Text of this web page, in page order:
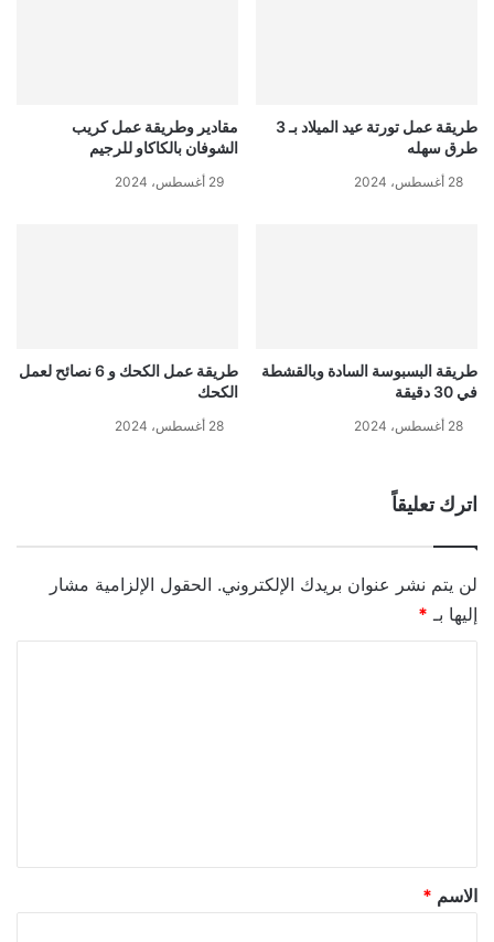
طريقة عمل تورتة عيد الميلاد بـ 3
طرق سهله
28 أغسطس، 2024
مقادير وطريقة عمل كريب
الشوفان بالكاكاو للرجيم
29 أغسطس، 2024
طريقة البسبوسة السادة وبالقشطة
في 30 دقيقة
28 أغسطس، 2024
طريقة عمل الكحك و 6 نصائح لعمل
الكحك
28 أغسطس، 2024
اترك تعليقاً
لن يتم نشر عنوان بريدك الإلكتروني. الحقول الإلزامية مشار
إليها بـ *
*
الاسم *